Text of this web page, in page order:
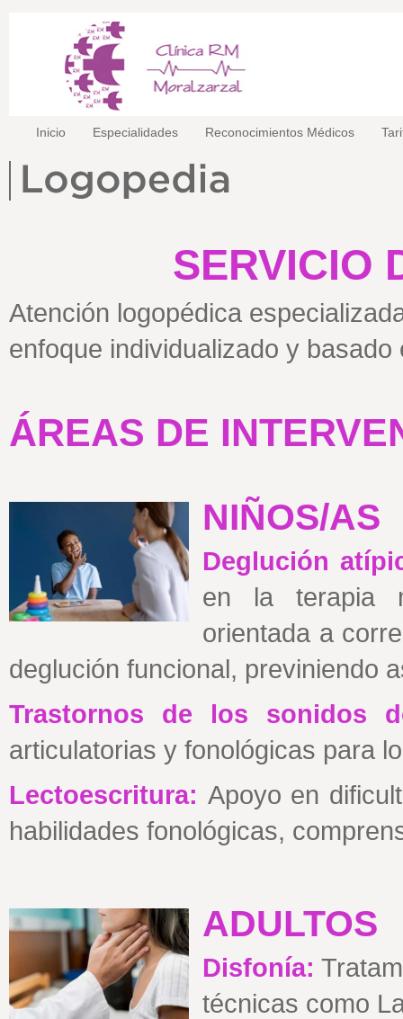
Inicio Especialidades Reconocimientos Médicos
SERVICIO
Atención logopédica
enfoque individualizado y basado
ÁREAS DE
NIÑOS/AS
Deglución
en la terapia
orientada a
deglución funcional, previniendo
Trastornos de los sonidos
articulatorias y fonológicas para
Lectoescritura: Apoyo en
habilidades fonológicas,
ADULTOS
Disfonía:
técnicas como